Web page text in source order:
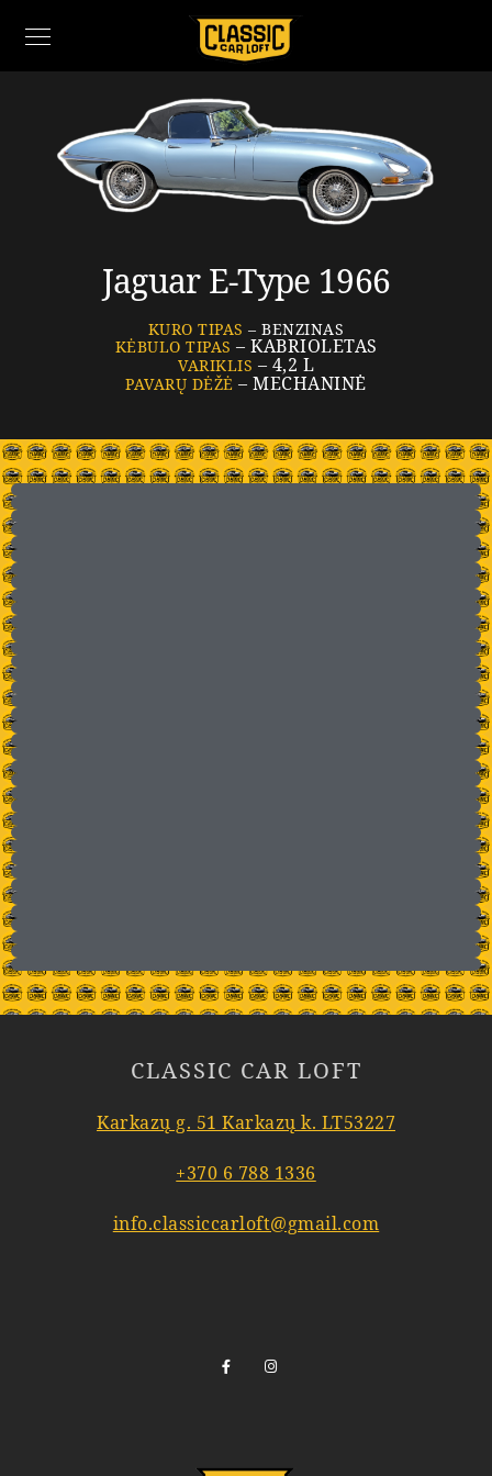
Jaguar E-Type 1966
KURO TIPAS– BENZINAS
KĖBULO TIPAS – KABRIOLETAS
VARIKLIS – 4,2 L
PAVARŲ DĖŽĖ – MECHANINĖ
CLASSIC CAR LOFT
Karkazų g. 51 Karkazų k. LT53227
+370 6 788 1336
info.classiccarloft@gmail.com